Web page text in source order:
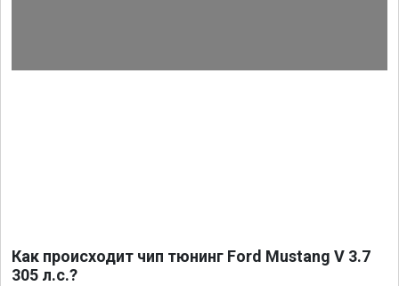
Как происходит чип тюнинг Ford Mustang V 3.7
305 л.с.?